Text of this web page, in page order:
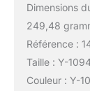
Dimensions
249,48
Référence :
Taille : Y-
Couleur : Y-